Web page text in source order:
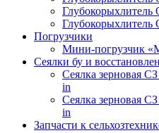
Погрузчики
Мини-погрузчик
Сеялки бу и
Сеялка зерновая
in
Сеялка зерновая
in
Запчасти к